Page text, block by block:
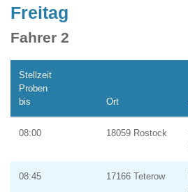
Freitag
Fahrer 2
Stellzeit
Proben
bis
Ort
08:00 18059 Rostock
08:45 17166 Teterow